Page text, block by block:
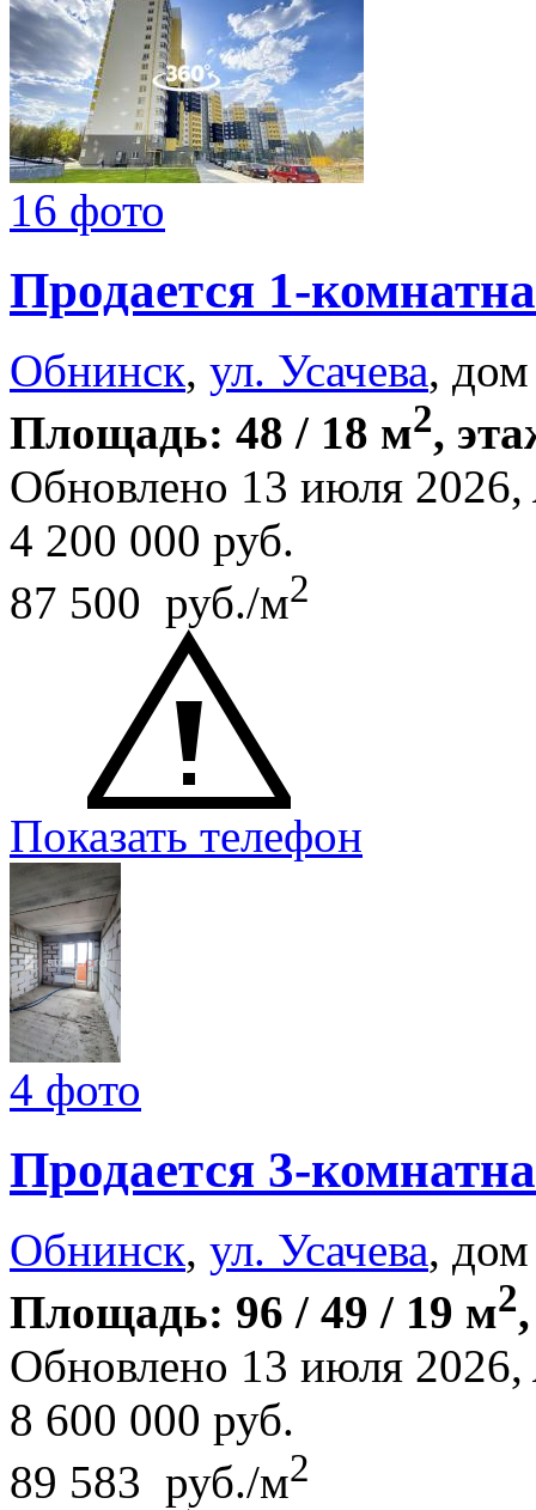
16 фото
Продается 1-
Обнинск, ул. Усачева,
Площадь: 48 / 18 м2,
Обновлено 13 июля 2026,
4 200 000 руб.
87 500 руб./м2
Показать телефон
4 фото
Продается 3-
Обнинск, ул. Усачева,
Площадь: 96 / 49 / 19 м2
Обновлено 13 июля 2026,
8 600 000 руб.
89 583 руб./м2